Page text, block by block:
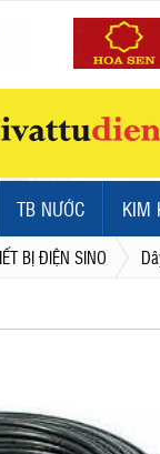
TB NƯỚC KIM
BỊ ĐIỆN SINO